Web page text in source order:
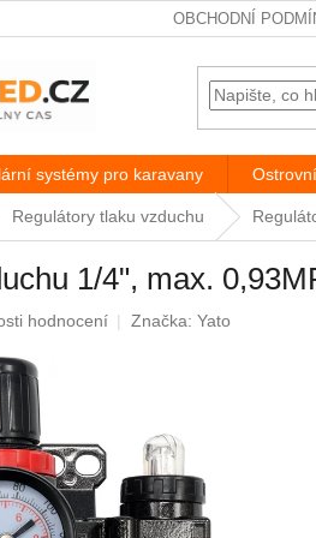
OBCHODNÍ
systémy pro karavany
Regulátory tlaku vzduchu
1/4", max.
hodnocení Značka: Yato